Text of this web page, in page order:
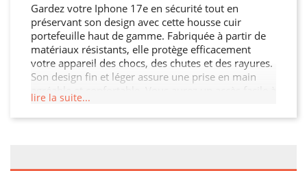
Gardez votre Iphone 17e en sécurité tout en
préservant son design avec cette housse cuir
portefeuille haut de gamme. Fabriquée à partir de
matériaux résistants, elle protège efficacement
votre appareil des chocs, des chutes et des rayures.
Son design fin et léger assure une prise en main
agréable et confortable. Vous aurez un accès facile à
tous les ports et boutons de votre Iphone 17e grâce
à sa découpe précise. Choisissez cette housse cuir
lire la suite...